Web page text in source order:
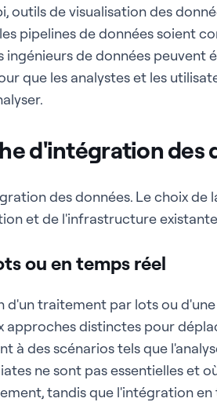
outils de visualisation des
pipelines de données soient
de données peuvent
que les analystes et les
d'intégration des
des données. Le choix de
et de l'infrastructure
ou en temps réel
d'un traitement par lots ou
approches distinctes pour
à des scénarios tels que
ne sont pas essentielles et
tandis que l'intégration en